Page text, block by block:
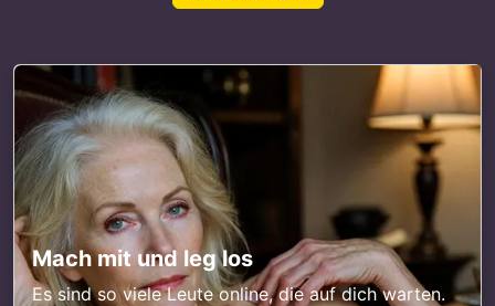
Mach mit und leg los
Es sind so viele Leute online, die auf dich warten.